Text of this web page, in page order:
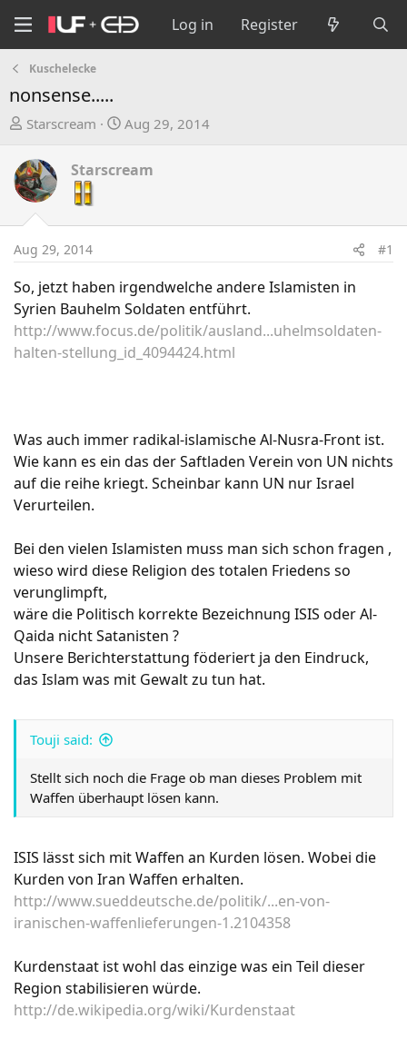
Log in Register
Kuschelecke
nonsense.....
T
r
e
a
d
t
a
r
t
e
r
Starscream
S
d
t
e
Aug 29, 2014
Starscream
Aug 29, 2014 #1
So, jetzt haben irgendwelche andere Islamisten in
Syrien Bauhelm Soldaten entführt.
http://www.focus.de/politik/ausland...uhelmsoldaten-
halten-stellung_id_4094424.html
Was auch immer radikal-islamische Al-Nusra-Front ist.
Wie kann es ein das der Saftladen Verein von UN nichts
auf die reihe kriegt. Scheinbar kann UN nur Israel
Verurteilen.
Bei den vielen Islamisten muss man sich schon fragen ,
wieso wird diese Religion des totalen Friedens so
verunglimpft,
wäre die Politisch korrekte Bezeichnung ISIS oder Al-
Qaida nicht Satanisten ?
Unsere Berichterstattung föderiert ja den Eindruck,
das Islam was mit Gewalt zu tun hat.
Touji said:
Stellt sich noch die Frage ob man dieses Problem mit
Waffen überhaupt lösen kann.
ISIS lässt sich mit Waffen an Kurden lösen. Wobei die
Kurden von Iran Waffen erhalten.
http://www.sueddeutsche.de/politik/...en-von-
iranischen-waffenlieferungen-1.2104358
Kurdenstaat ist wohl das einzige was ein Teil dieser
Region stabilisieren würde.
http://de.wikipedia.org/wiki/Kurdenstaat